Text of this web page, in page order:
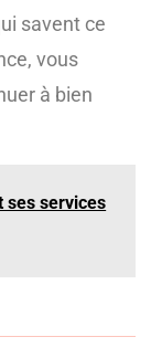
savent ce
vous
à bien
ses services